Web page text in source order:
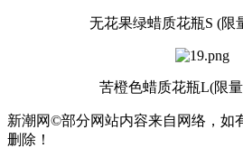
无花果绿蜡质花瓶S (限
苦橙色蜡质花瓶L(限量
新潮网©部分网站内容来自网络，如
删除！